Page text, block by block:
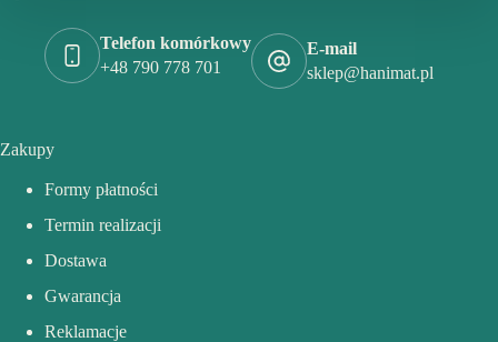
Telefon komórkowy
+48 790 778 701
E-mail
sklep@hanimat.pl
Zakupy
Formy płatności
Termin realizacji
Dostawa
Gwarancja
Reklamacje